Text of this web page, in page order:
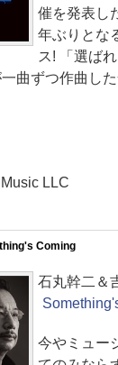
催を発表し
年ぶりとな
ス! 「選ば
曲ずつ作曲した
LLC
Coming
石丸幹二＆
今やミュー